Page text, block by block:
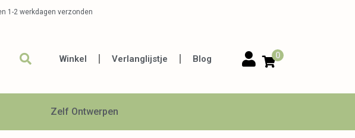
1-2 werkdagen verzonden
Winkel Verlanglijstje Blog 0
Zelf Ontwerpen